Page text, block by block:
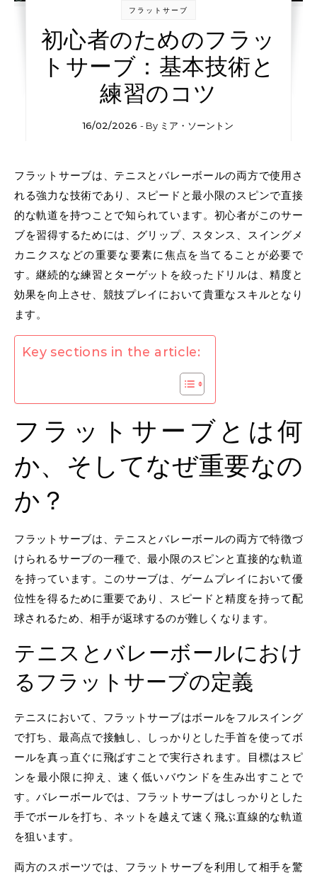
フラットサーブ
初心者のためのフラッ
トサーブ：基本技術と
練習のコツ
16/02/2026 - By ミア・ソーントン
フラットサーブは、テニスとバレーボールの両方で使用さ
れる強力な技術であり、スピードと最小限のスピンで直接
的な軌道を持つことで知られています。初心者がこのサー
ブを習得するためには、グリップ、スタンス、スイングメ
カニクスなどの重要な要素に焦点を当てることが必要で
す。継続的な練習とターゲットを絞ったドリルは、精度と
効果を向上させ、競技プレイにおいて貴重なスキルとなり
ます。
Key sections in the article:
フラットサーブとは何
か、そしてなぜ重要なの
か？
フラットサーブは、テニスとバレーボールの両方で特徴づ
けられるサーブの一種で、最小限のスピンと直接的な軌道
を持っています。このサーブは、ゲームプレイにおいて優
位性を得るために重要であり、スピードと精度を持って配
球されるため、相手が返球するのが難しくなります。
テニスとバレーボールにおけ
るフラットサーブの定義
テニスにおいて、フラットサーブはボールをフルスイング
で打ち、最高点で接触し、しっかりとした手首を使ってボ
ールを真っ直ぐに飛ばすことで実行されます。目標はスピ
ンを最小限に抑え、速く低いバウンドを生み出すことで
す。バレーボールでは、フラットサーブはしっかりとした
手でボールを打ち、ネットを越えて速く飛ぶ直線的な軌道
を狙います。
両方のスポーツでは、フラットサーブを利用して相手を驚